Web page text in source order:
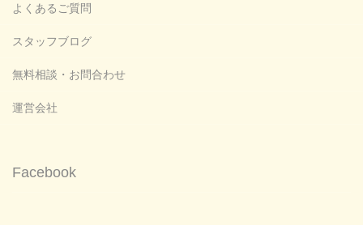
よくあるご質問
スタッフブログ
無料相談・お問合わせ
運営会社
Facebook